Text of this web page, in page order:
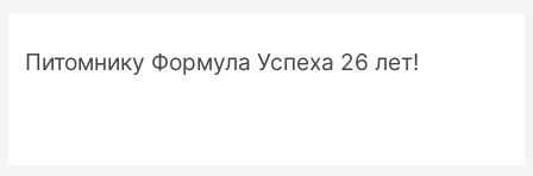
Питомнику Формула Успеха 26 лет!